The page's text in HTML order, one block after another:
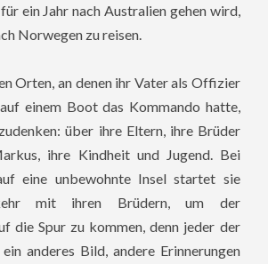
ein Jahr nach Australien gehen wird,
Norwegen zu reisen.
Orten, an denen ihr Vater als Offizier
einem Boot das Kommando hatte,
über ihre Eltern, ihre Brüder
ihre Kindheit und Jugend. Bei
eine unbewohnte Insel startet sie
mit ihren Brüdern, um der
die Spur zu kommen, denn jeder der
anderes Bild, andere Erinnerungen